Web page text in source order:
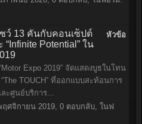
หัวข้อ
ชว์ 13 คันกับคอนเซ็ปต์
“Infinite Potential” ใน
Expo 2019” จัดแสดงบูธในโทน
TOUCH” ที่ออกแบบสะท้อนการ
ะศูนย์บริการ...
ฤศจิกายน 2019, 0 ตอบกลับ, ในฟ